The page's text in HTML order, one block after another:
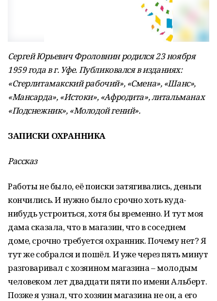
Сергей Юрьевич Фроловнин родился 23 ноября
1959 года в г. Уфе. Публиковался в изданиях:
«Стерлитамакский рабочий», «Смена», «Шанс»,
«Мансарда», «Истоки», «Афродита», литальманах
«Подснежник», «Молодой гений».
ЗАПИСКИ ОХРАННИКА
Рассказ
Работы не было, её поиски затягивались, деньги
кончились. И нужно было срочно хоть куда-
нибудь устроиться, хотя бы временно. И тут моя
дама сказала, что в магазин, что в соседнем
доме, срочно требуется охранник. Почему нет? Я
тут же собрался и пошёл. И уже через пять минут
разговаривал с хозяином магазина – молодым
человеком лет двадцати пяти по имени Альберт.
Позже я узнал, что хозяин магазина не он, а его